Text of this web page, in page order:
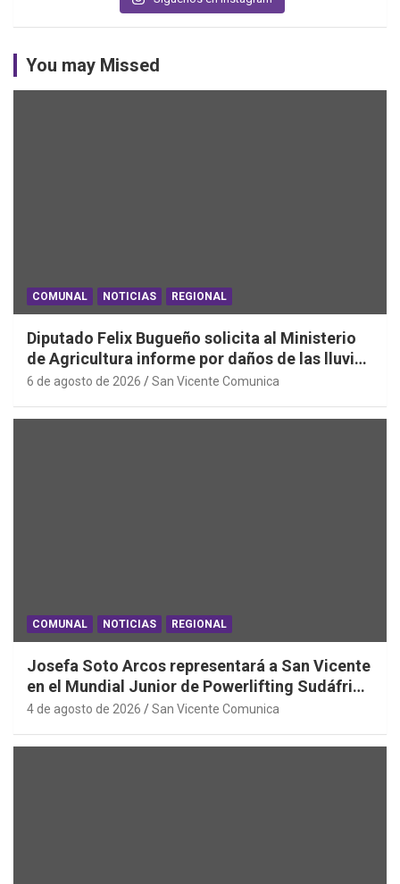
You may Missed
COMUNAL NOTICIAS REGIONAL
Diputado Felix Bugueño solicita al Ministerio
de Agricultura informe por daños de las lluvias
en la Región de O´Higgins
6 de agosto de 2026 San Vicente Comunica
COMUNAL NOTICIAS REGIONAL
Josefa Soto Arcos representará a San Vicente
en el Mundial Junior de Powerlifting Sudáfrica
2026
4 de agosto de 2026 San Vicente Comunica